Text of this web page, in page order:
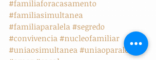
#familiaforacasamento
#familiasimultanea
#familiaparalela#segredo
#convivencia#nucleofamiliar
#uniaosimultanea#uniaoparalela